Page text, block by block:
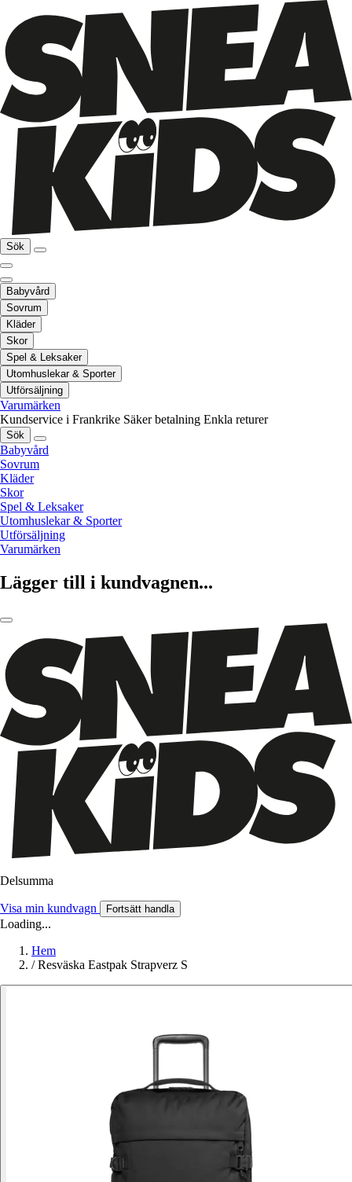
Sök
Babyvård
Sovrum
Kläder
Skor
Spel & Leksaker
Utomhuslekar & Sporter
Utförsäljning
Varumärken
Kundservice i Frankrike Säker betalning Enkla returer
Sök
Babyvård
Sovrum
Kläder
Skor
Spel & Leksaker
Utomhuslekar & Sporter
Utförsäljning
Varumärken
Lägger till i kundvagnen...
Delsumma
Visa min kundvagn Fortsätt handla
Loading...
Hem
/ Resväska Eastpak Strapverz S